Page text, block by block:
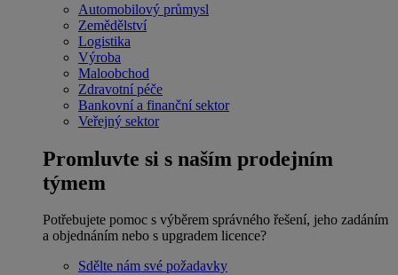
Automobilový průmysl
Zemědělství
Logistika
Výroba
Maloobchod
Zdravotní péče
Bankovní a finanční sektor
Veřejný sektor
Promluvte si s naším prodejním
týmem
Potřebujete pomoc s výběrem správného řešení, jeho zadáním
a objednáním nebo s upgradem licence?
Sdělte nám své požadavky